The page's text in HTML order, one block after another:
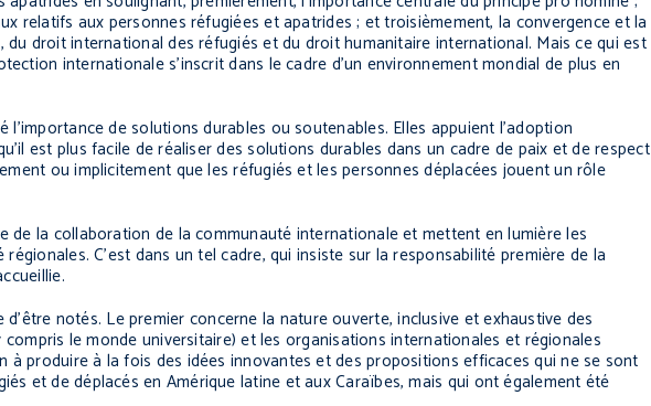
relatifs aux personnes réfugiées et apatrides ; et troisièmement, la convergence et la
droit international des réfugiés et du droit humanitaire international. Mais ce qui est
internationale s’inscrit dans le cadre d’un environnement mondial de plus en
de solutions durables ou soutenables. Elles appuient l’adoption
est plus facile de réaliser des solutions durables dans un cadre de paix et de respect
ou implicitement que les réfugiés et les personnes déplacées jouent un rôle
de la collaboration de la communauté internationale et mettent en lumière les
C’est dans un tel cadre, qui insiste sur la responsabilité première de la
notés. Le premier concerne la nature ouverte, inclusive et exhaustive des
le monde universitaire) et les organisations internationales et régionales
à produire à la fois des idées innovantes et des propositions efficaces qui ne se sont
et de déplacés en Amérique latine et aux Caraïbes, mais qui ont également été